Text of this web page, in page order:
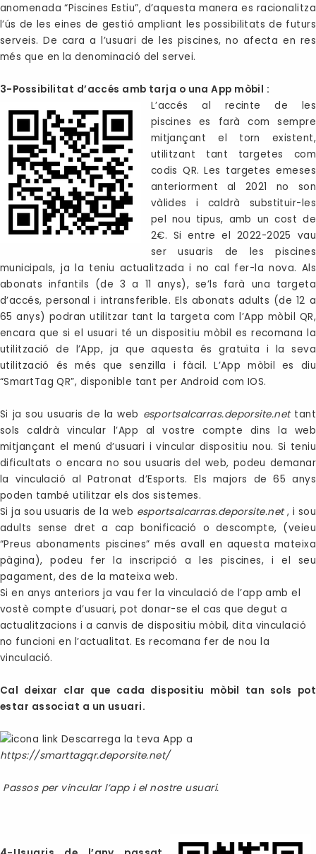
anomenada “Piscines Estiu”, d’aquesta manera es racionalitza
l’ús de les eines de gestió ampliant les possibilitats de futurs
serveis. De cara a l’usuari de les piscines, no afecta en res
més que en la denominació del servei.
3-Possibilitat d’accés amb tarja o una App mòbil :
L’accés al recinte de les
piscines es farà com sempre
mitjançant el torn existent,
utilitzant tant targetes com
codis QR. Les targetes emeses
anteriorment al 2021 no son
vàlides i caldrà substituir-les
pel nou tipus, amb un cost de
2€. Si entre el 2022-2025 vau
ser usuaris de les piscines
municipals, ja la teniu actualitzada i no cal fer-la nova. Als
abonats infantils (de 3 a 11 anys), se’ls farà una targeta
d’accés, personal i intransferible. Els abonats adults (de 12 a
65 anys) podran utilitzar tant la targeta com l’App mòbil QR,
encara que si el usuari té un dispositiu mòbil es recomana la
utilització de l’App, ja que aquesta és gratuïta i la seva
utilització és més que senzilla i fàcil. L’App mòbil es diu
“SmartTag QR”, disponible tant per Android com IOS.
Si ja sou usuaris de la web esportsalcarras.deporsite.nettant
sols caldrà vincular l’App al vostre compte dins la web
mitjançant el menú d’usuari i vincular dispositiu nou. Si teniu
dificultats o encara no sou usuaris del web, podeu demanar
la vinculació al Patronat d’Esports. Els majors de 65 anys
poden també utilitzar els dos sistemes.
Si ja sou usuaris de la web esportsalcarras.deporsite.net, i sou
adults sense dret a cap bonificació o descompte, (veieu
“Preus abonaments piscines” més avall en aquesta mateixa
pàgina), podeu fer la inscripció a les piscines, i el seu
pagament, des de la mateixa web.
Si en anys anteriors ja vau fer la vinculació de l’app amb el
vostè compte d’usuari, pot donar-se el cas que degut a
actualitzacions i a canvis de dispositiu mòbil, dita vinculació
no funcioni en l’actualitat. Es recomana fer de nou la
vinculació.
Cal deixar clar que cada dispositiu mòbil tan sols pot
estar associat a un usuari.
Descarrega la teva App a
https://smarttagqr.deporsite.net/
Passos per vincular l’app i el nostre usuari.